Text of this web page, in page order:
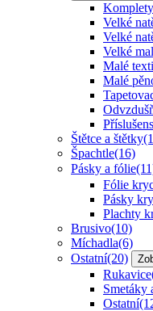
Komplety
Velké
Velké
Velké
Malé
Malé
Štětce a štětky
Špachtle(16)
Pásky a fólie
Fólie
Pásky
Plachty
Brusivo(10)
Míchadla(6)
Ostatní(20)
Rukavice
Smetáky
Ostatní